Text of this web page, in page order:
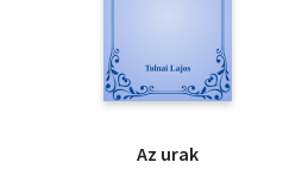
Az urak